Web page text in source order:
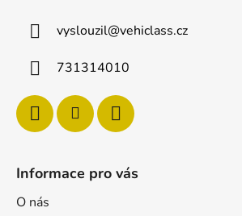
vyslouzil@vehiclass.cz
731314010
Informace pro vás
O nás